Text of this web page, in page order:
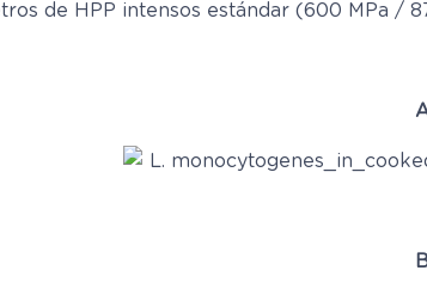
de HPP intensos estándar (600 MPa /